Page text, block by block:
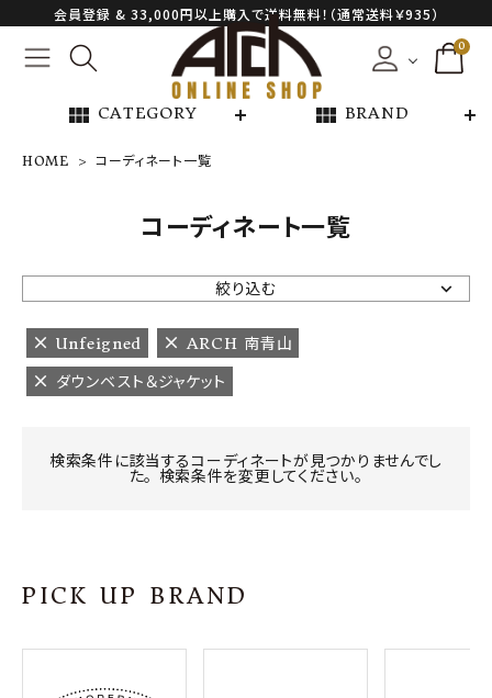
会員登録 & 33,000円以上購入で送料無料！（通常送料￥935）
0
view_module CATEGORY view_module BRAND
NEW ARRIVAL
ARCH EXCLUSIVE
BRAND
CATEGORY
プライバシーポリシー
特定商取引法について
HOME コーディネート一覧
コーディネート一覧
絞り込む
Unfeigned
ARCH 南青山
ダウンベスト＆ジャケット
検索条件に該当するコーディネートが見つかりませんでし
た。 検索条件を変更してください。
PICK UP BRAND